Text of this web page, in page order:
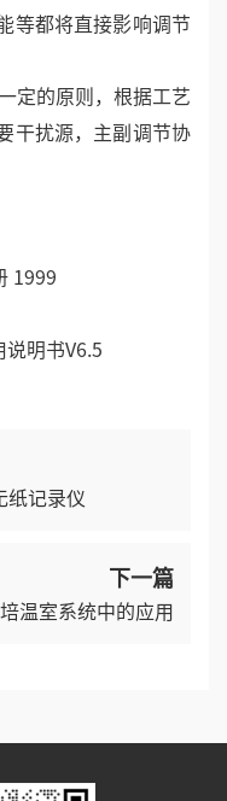
等都将直接影响调节
定的原则，根据工艺
干扰源，主副调节协
1999
说明书V6.5
纸记录仪
下一篇
温室系统中的应用